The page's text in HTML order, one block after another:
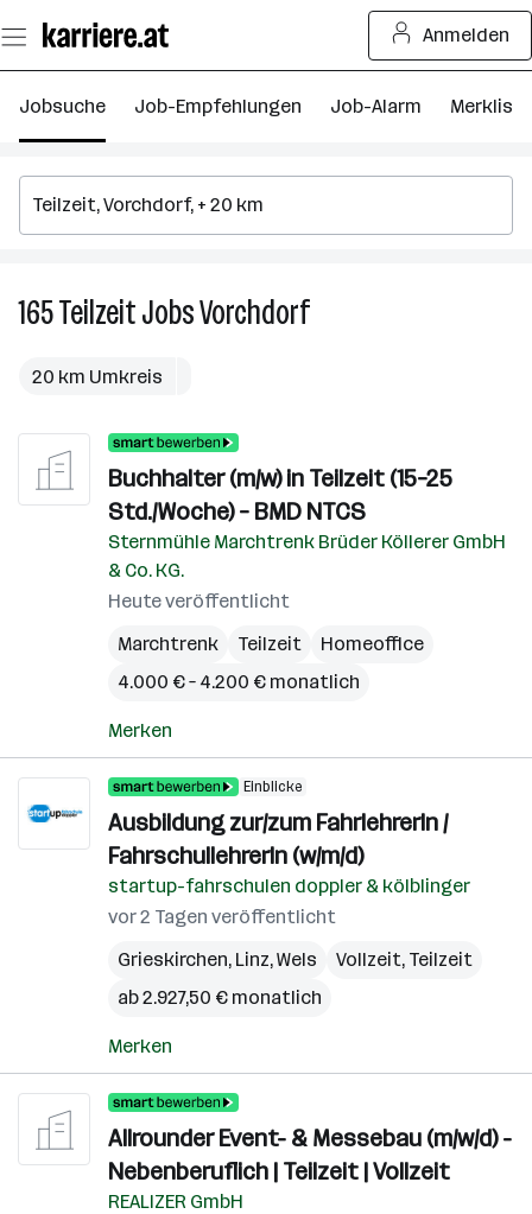
Seiteninhalt
springen
Anmelden
Jobsuche Job-Empfehlungen Job-Alarm Merkliste
165TeilzeitJobsVorchdorf165
20 km Umkreis
Buchhalter (m/w) in Teilzeit (15–25
Std./Woche) – BMD NTCS
Sternmühle Marchtrenk Brüder Köllerer GmbH
& Co. KG.
Heute veröffentlicht
Marchtrenk
Teilzeit
Homeoffice
4.000 € – 4.200 € monatlich
Merken
Einblicke
Ausbildung zur/zum FahrlehrerIn /
FahrschullehrerIn (w/m/d)
startup-fahrschulen doppler & kölblinger
vor 2 Tagen veröffentlicht
Grieskirchen, Linz,Wels
Vollzeit, Teilzeit
ab 2.927,50 € monatlich
Merken
Allrounder Event- & Messebau (m/w/d) -
Nebenberuflich | Teilzeit | Vollzeit
REALIZER GmbH